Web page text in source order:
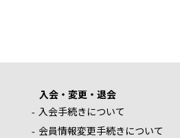
入会・変更・退会
入会手続きについて
会員情報変更手続きについて